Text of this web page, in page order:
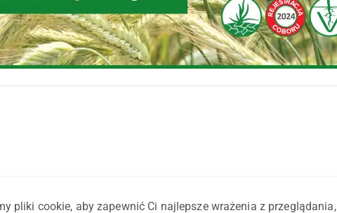
pliki cookie, aby zapewnić Ci najlepsze wrażenia z przeglądania,